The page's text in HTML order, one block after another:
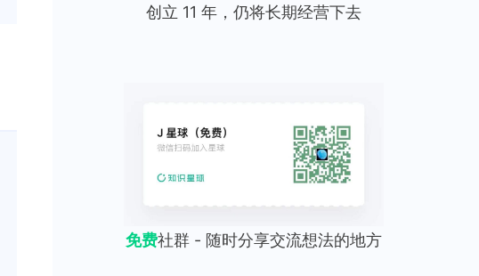
创立 11 年，仍将长期经营下去
免费社群 - 随时分享交流想法的地方